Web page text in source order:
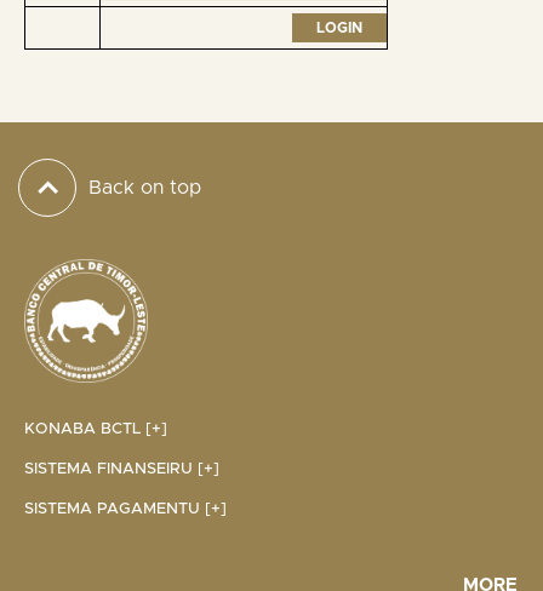
Back on top
KONABA BCTL [+]
SISTEMA FINANSEIRU [+]
SISTEMA PAGAMENTU [+]
MORE